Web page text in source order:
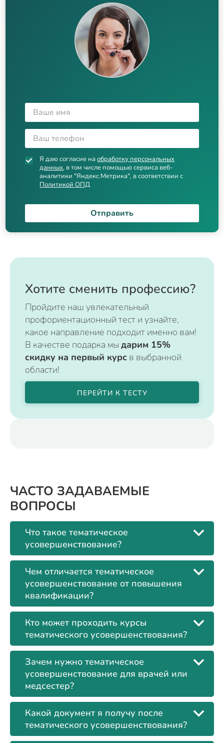
Я даю согласие наобработку персональных
данных, в том числе помощью сервиса веб-
аналитики "Яндекс.Метрика", в соответствии с
Политикой ОПД
Отправить
Хотите сменить профессию?
Пройдите наш увлекательный
профориентационный тест и узнайте,
какое направление подходит именно вам!
В качестве подарка мы дарим 15%
скидку на первый курс в выбранной
области!
ПЕРЕЙТИ К ТЕСТУ
ЧАСТО ЗАДАВАЕМЫЕ
ВОПРОСЫ
Что такое тематическое
усовершенствование?
Чем отличается тематическое
усовершенствование от повышения
квалификации?
Кто может проходить курсы
тематического усовершенствования?
Зачем нужно тематическое
усовершенствование для врачей или
медсестер?
Какой документ я получу после
тематического усовершенствования?